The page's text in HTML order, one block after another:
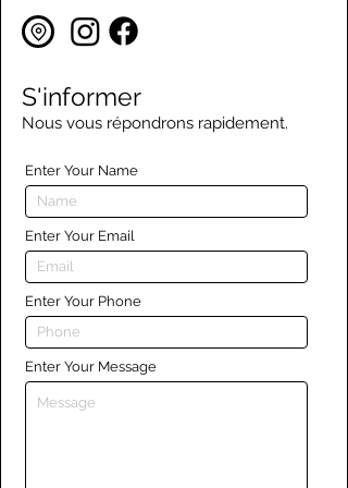
S'informer
Nous vous répondrons rapidement.
Enter Your Name
Enter Your Email
Enter Your Phone
Enter Your Message